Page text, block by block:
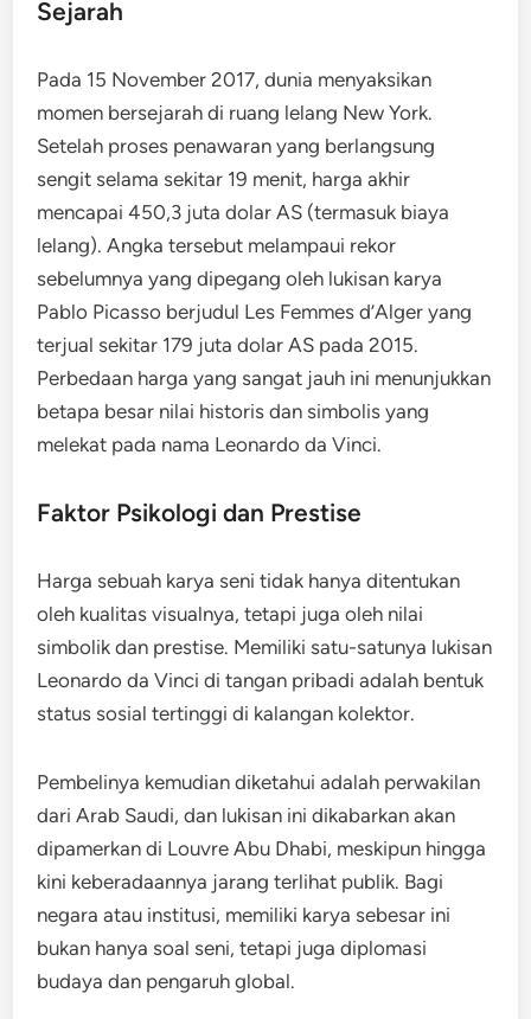
Sejarah
Pada 15 November 2017, dunia menyaksikan
momen bersejarah di ruang lelang New York.
Setelah proses penawaran yang berlangsung
sengit selama sekitar 19 menit, harga akhir
mencapai 450,3 juta dolar AS (termasuk biaya
lelang). Angka tersebut melampaui rekor
sebelumnya yang dipegang oleh lukisan karya
Pablo Picasso berjudul Les Femmes d’Alger yang
terjual sekitar 179 juta dolar AS pada 2015.
Perbedaan harga yang sangat jauh ini menunjukkan
betapa besar nilai historis dan simbolis yang
melekat pada nama Leonardo da Vinci.
Faktor Psikologi dan Prestise
Harga sebuah karya seni tidak hanya ditentukan
oleh kualitas visualnya, tetapi juga oleh nilai
simbolik dan prestise. Memiliki satu-satunya lukisan
Leonardo da Vinci di tangan pribadi adalah bentuk
status sosial tertinggi di kalangan kolektor.
Pembelinya kemudian diketahui adalah perwakilan
dari Arab Saudi, dan lukisan ini dikabarkan akan
dipamerkan di Louvre Abu Dhabi, meskipun hingga
kini keberadaannya jarang terlihat publik. Bagi
negara atau institusi, memiliki karya sebesar ini
bukan hanya soal seni, tetapi juga diplomasi
budaya dan pengaruh global.